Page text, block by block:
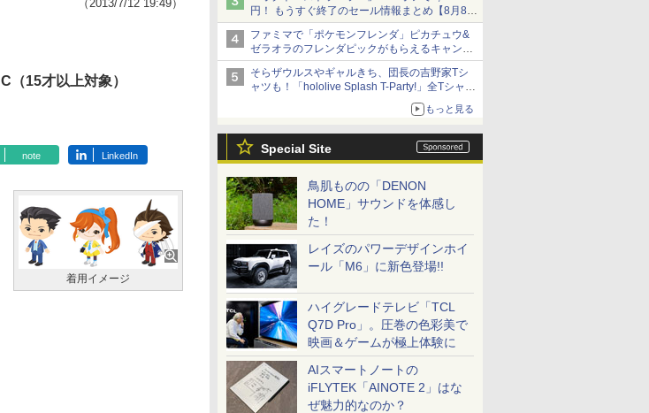
円！ もうすぐ終了のセール情報まとめ【8月8日
更新】
ニンテンドーeショップでは「大神 絶景版」が
67%オフで990円
ファミマで「ポケモンフレンダ」ピカチュウ&
ゼラオラのフレンダピックがもらえるキャンペ
ーン開催！
そらザウルスやギャルきち、団長の吉野家Tシ
ャツも！「hololive Splash T-Party!」全Tシャツ
ラインナップ公開＆オンライン販売開始
もっと見る
Special Site
鳥肌ものの「DENON
HOME」サウンドを体感し
た！
レイズのパワーデザインホイ
ール「M6」に新色登場!!
ハイグレードテレビ「TCL
Q7D Pro」。圧巻の色彩美で
映画＆ゲームが極上体験に
AIスマートノートの
iFLYTEK「AINOTE 2」はな
ぜ魅力的なのか？
（2013/7/12 19:49）
C（15才以上対象）
note LinkedIn
着用イメージ